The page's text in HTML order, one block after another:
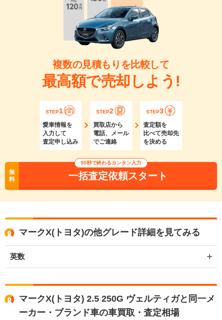
複数の見積もりを比較して
最高額で売却しよう!
STEP1
愛車情報を
入力して
査定申し込み
STEP2
買取店から
電話、メール
でご連絡
STEP3
査定額を
比べて売却先
を決める
無
料
90秒で終わるカンタン入力
一括査定依頼スタート
マークX(トヨタ)の他グレード詳細を見てみる
英数
マークX(トヨタ) 2.5 250G ヴェルティガと同一メ
ーカー・ブランド車の車買取・査定相場